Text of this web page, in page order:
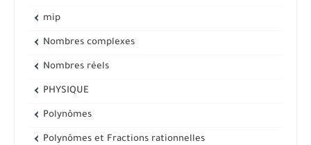
mip
Nombres complexes
Nombres réels
PHYSIQUE
Polynômes
Polynômes et Fractions rationnelles